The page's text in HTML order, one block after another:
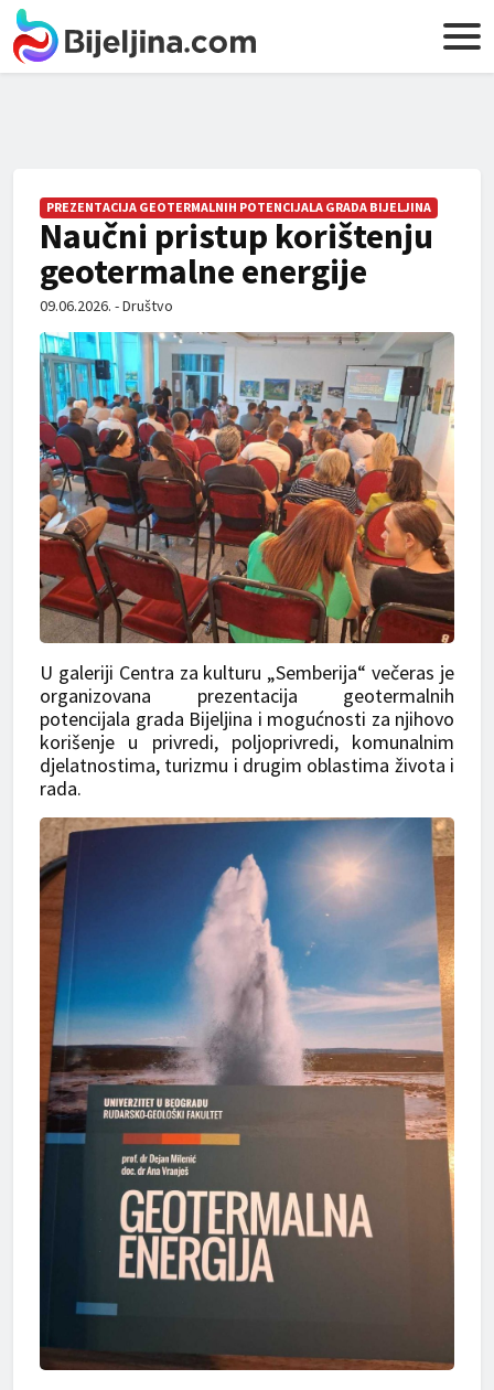
PREZENTACIJA GEOTERMALNIH POTENCIJALA GRADA BIJELJINA
Naučni pristup korištenju
geotermalne energije
09.06.2026. - Društvo
U galeriji Centra za kulturu „Semberija“ večeras je
organizovana prezentacija geotermalnih
potencijala grada Bijeljina i mogućnosti za njihovo
korišenje u privredi, poljoprivredi, komunalnim
djelatnostima, turizmu i drugim oblastima života i
rada.